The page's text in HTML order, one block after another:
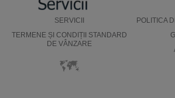
SERVICII
POLITICA
TERMENE ȘI CONDIȚII STANDARD
DE VÂNZARE